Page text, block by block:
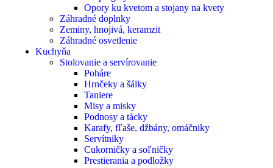
Opory ku kvetom a stojany na kvety
Záhradné doplnky
Zeminy, hnojivá, keramzit
Záhradné osvetlenie
Kuchyňa
Stolovanie a servírovanie
Poháre
Hrnčeky a šálky
Taniere
Misy a misky
Podnosy a tácky
Karafy, fľaše, džbány, omáčniky
Servítniky
Cukorničky a soľničky
Prestierania a podložky